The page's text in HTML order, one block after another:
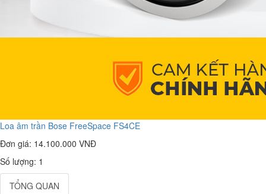
Loa âm trần Bose FreeSpace FS4CE
Đơn giá: 14.100.000 VNĐ
Số lượng: 1
TỔNG QUAN